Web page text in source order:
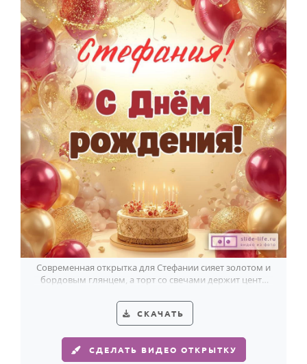
Современная открытка для Стефании сияет золотом и
бордовым глянцем, а торт со свечами держит центр
СКАЧАТЬ
СДЕЛАТЬ ВИДЕО ОТКРЫТКУ